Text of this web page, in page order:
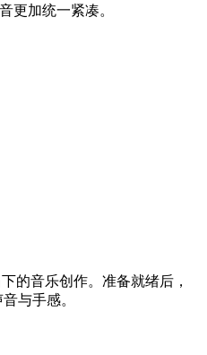
更加统一紧凑。
的音乐创作。准备就绪后，
与手感。